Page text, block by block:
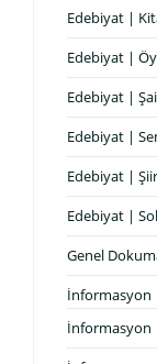
Edebiyat |
Edebiyat |
Edebiyat |
Edebiyat |
Edebiyat |
Edebiyat |
Genel
İnformasyon
İnformasyon